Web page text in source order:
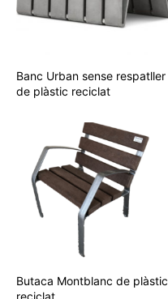
Banc Urban sense respatller
de plàstic reciclat
Butaca Montblanc de plàstic